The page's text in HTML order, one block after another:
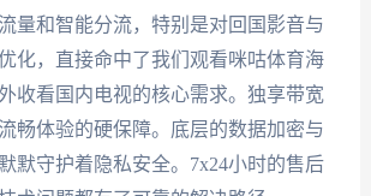
量和智能分流，特别是对回国影音与
化，直接命中了我们观看咪咕体育海
收看国内电视的核心需求。独享带宽
畅体验的硬保障。底层的数据加密与
默守护着隐私安全。7x24小时的售后